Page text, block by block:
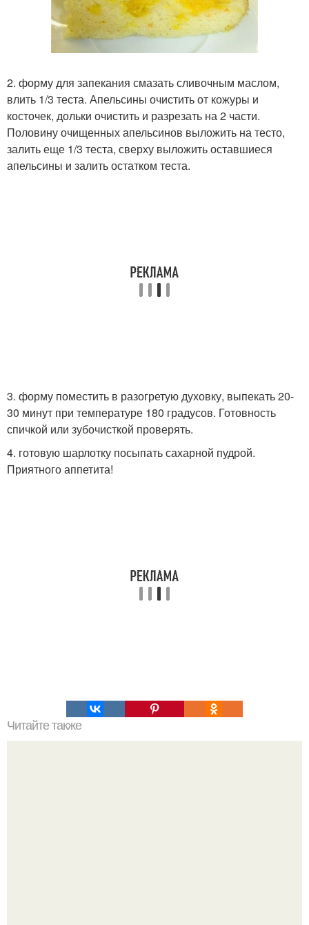
2. форму для запекания смазать сливочным маслом,
влить 1/3 теста. Апельсины очистить от кожуры и
косточек, дольки очистить и разрезать на 2 части.
Половину очищенных апельсинов выложить на тесто,
залить еще 1/3 теста, сверху выложить оставшиеся
апельсины и залить остатком теста.
3. форму поместить в разогретую духовку, выпекать 20-
30 минут при температуре 180 градусов. Готовность
спичкой или зубочисткой проверять.
4. готовую шарлотку посыпать сахарной пудрой.
Приятного аппетита!
Читайте также